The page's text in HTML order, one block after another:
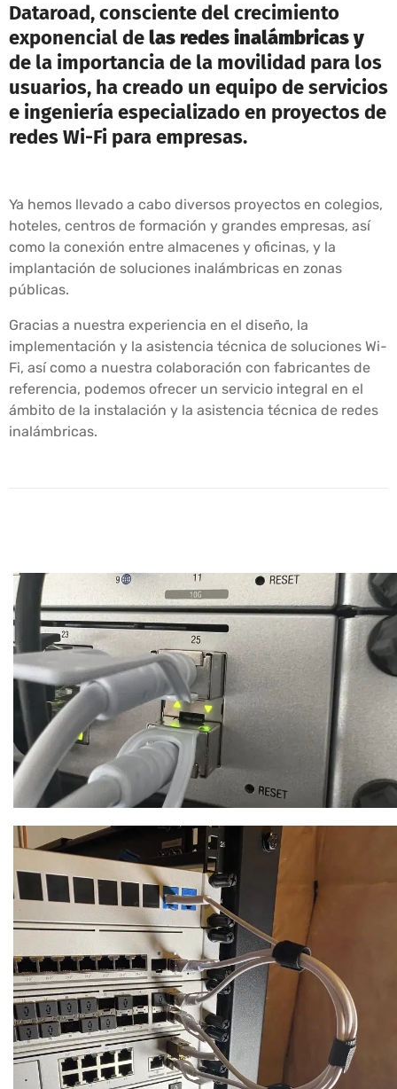
Dataroad, consciente del crecimiento
exponencial delas redes inalámbricas y
de la importancia de la movilidad para los
usuarios, ha creado un equipo de servicios
e ingeniería especializado en proyectos de
redes Wi-Fi para empresas.
Ya hemos llevado a cabo diversos proyectos en colegios,
hoteles, centros de formación y grandes empresas, así
como la conexión entre almacenes y oficinas, y la
implantación de soluciones inalámbricas en zonas
públicas.
Gracias a nuestra experiencia en el diseño, la
implementación y la asistencia técnica de soluciones Wi-
Fi, así como a nuestra colaboración con fabricantes de
referencia, podemos ofrecer un servicio integral en el
ámbito de la instalación y la asistencia técnica de redes
inalámbricas.